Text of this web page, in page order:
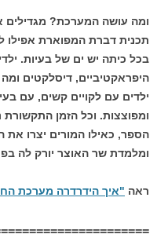
ומה עושה המערכת? מגדילים
תכנית דברת המפוארת אפילו
בכל כיתה יש ים של בעיות.
היפראקטיביים, דיסלקטים
ילדים עם לקויים קשים, עם
ומפוצצות. וכל הזמן
הספר, כאילו המורים יצרו את
ומלמדת שר האוצר יורק לה
ראה "איך הידרדרה מערכת